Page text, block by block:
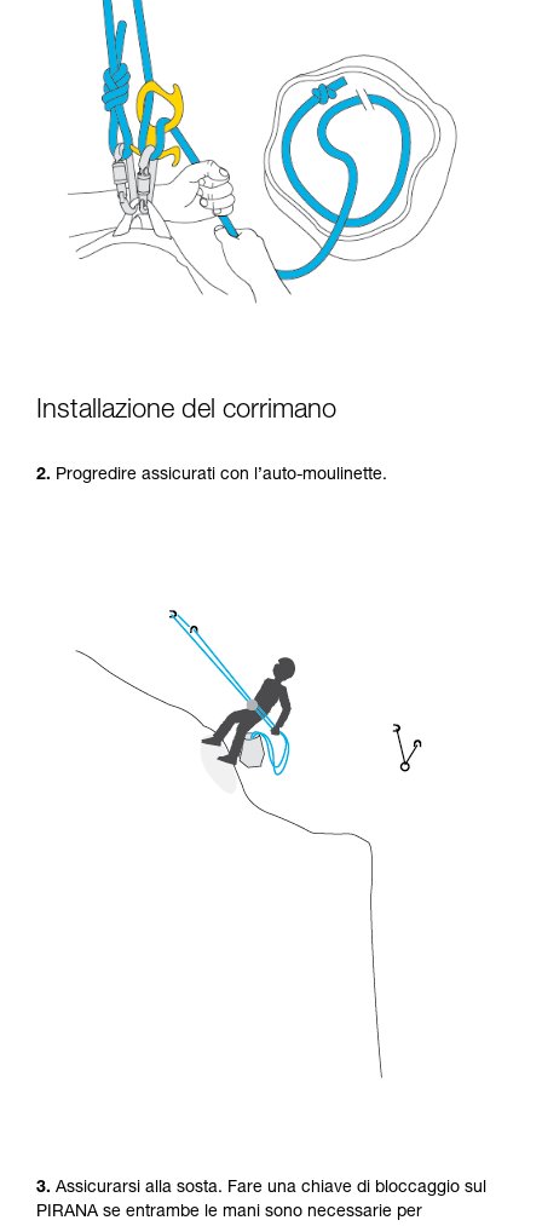
Installazione del corrimano
2. Progredire assicurati con l’auto-moulinette.
3. Assicurarsi alla sosta. Fare una chiave di bloccaggio sul
PIRANA se entrambe le mani sono necessarie per